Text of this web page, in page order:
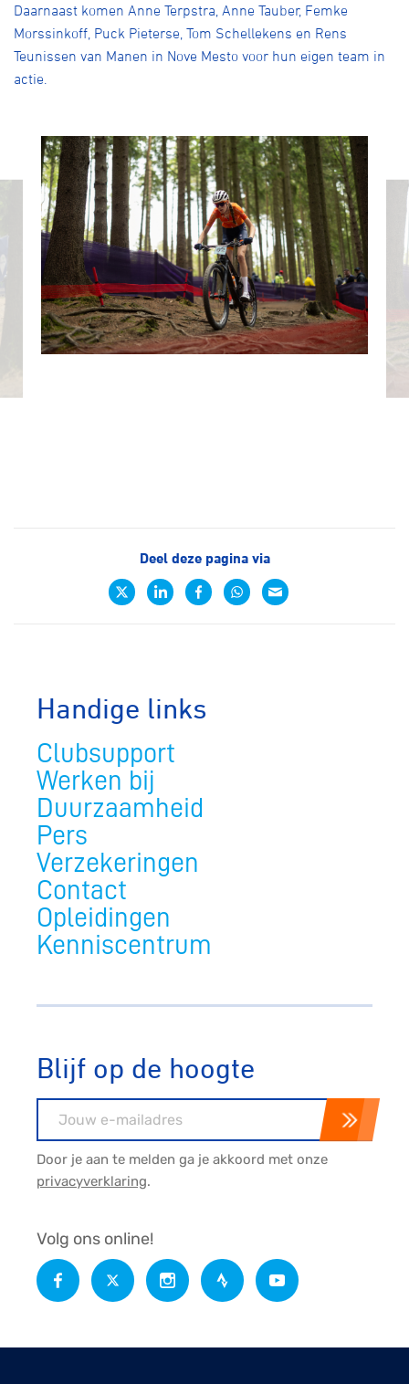
Daarnaast komen Anne Terpstra, Anne Tauber, Femke
Morssinkoff, Puck Pieterse, Tom Schellekens en Rens
Teunissen van Manen in Nove Mesto voor hun eigen team in
actie.
Deel deze pagina via
Handige links
Clubsupport
Werken bij
Duurzaamheid
Pers
Verzekeringen
Contact
Opleidingen
Kenniscentrum
Blijf op de hoogte
Door je aan te melden ga je akkoord met onze
privacyverklaring.
Volg ons online!